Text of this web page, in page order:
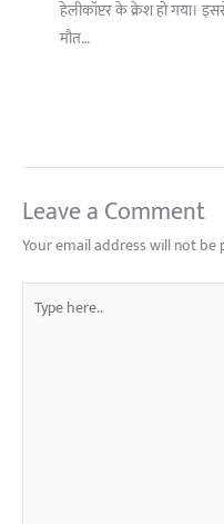
हेलीकॉप्टर के क्रेश हो गया।
मौत…
Leave a Comment
Your email address will not be
here..